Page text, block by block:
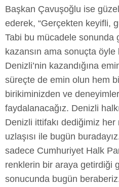
Başkan Çavuşoğlu ise
ederek, “Gerçekten keyifli,
Tabi bu mücadele sonunda
kazansın ama sonuçta öyle
Denizli’nin kazandığına
süreçte de emin olun hem
birikiminizden ve
faydalanacağız. Denizli
Denizli ittifakı dediğimiz
uzlaşısı ile bugün
sadece Cumhuriyet Halk
renklerin bir araya getirdiği
sonucunda bugün